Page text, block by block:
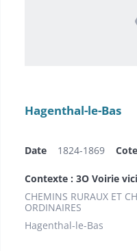
Hagenthal-le-Bas
Date 1824-1869 Cote
Contexte : 3O Voirie
CHEMINS RURAUX ET
ORDINAIRES
Hagenthal-le-Bas